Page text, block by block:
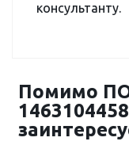
консультанту.
Помимо